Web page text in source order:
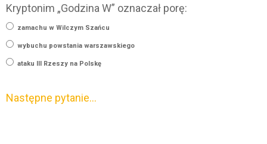
Kryptonim „Godzina W” oznaczał porę:
zamachu w Wilczym Szańcu
wybuchu powstania warszawskiego
ataku III Rzeszy na Polskę
Następne pytanie…